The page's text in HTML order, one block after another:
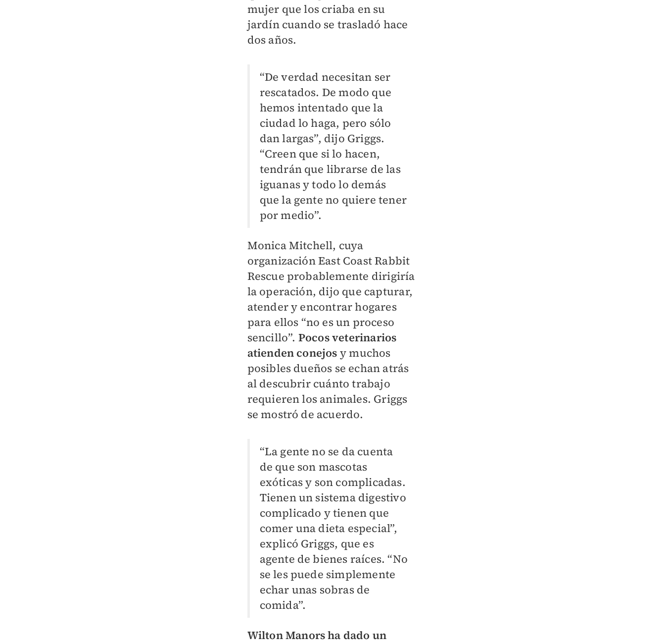
mujer que los criaba en su
jardín cuando se trasladó hace
dos años.
“De verdad necesitan ser
rescatados. De modo que
hemos intentado que la
ciudad lo haga, pero sólo
dan largas”, dijo Griggs.
“Creen que si lo hacen,
tendrán que librarse de las
iguanas y todo lo demás
que la gente no quiere tener
por medio”.
Monica Mitchell, cuya
organización East Coast Rabbit
Rescue probablemente dirigiría
la operación, dijo que capturar,
atender y encontrar hogares
para ellos “no es un proceso
sencillo”. Pocos veterinarios
atienden conejos y muchos
posibles dueños se echan atrás
al descubrir cuánto trabajo
requieren los animales. Griggs
se mostró de acuerdo.
“La gente no se da cuenta
de que son mascotas
exóticas y son complicadas.
Tienen un sistema digestivo
complicado y tienen que
comer una dieta especial”,
explicó Griggs, que es
agente de bienes raíces. “No
se les puede simplemente
echar unas sobras de
comida”.
Wilton Manors ha dado un